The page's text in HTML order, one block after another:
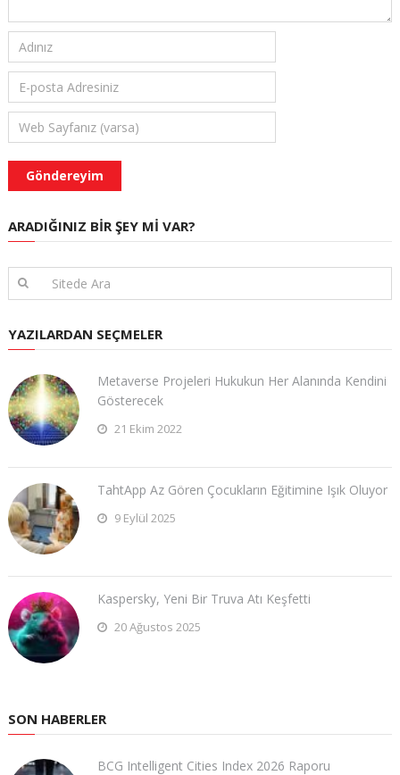
ARADIĞINIZ BIR ŞEY MI VAR?
YAZILARDAN SEÇMELER
Metaverse Projeleri Hukukun Her Alanında Kendini
Gösterecek
21 Ekim 2022
TahtApp Az Gören Çocukların Eğitimine Işık Oluyor
9 Eylül 2025
Kaspersky, Yeni Bir Truva Atı Keşfetti
20 Ağustos 2025
SON HABERLER
BCG Intelligent Cities Index 2026 Raporu